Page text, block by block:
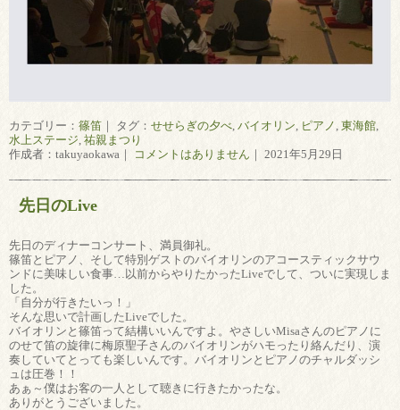
カテゴリー： 篠笛 ｜ タグ： せせらぎの夕べ, バイオリン, ピアノ, 東海館,
水上ステージ, 祐親まつり
作成者：takuyaokawa｜
コメントはありません ｜ 2021年5月29日
先日のLive
先日のディナーコンサート、満員御礼。
篠笛とピアノ、そして特別ゲストのバイオリンのアコースティックサウ
ンドに美味しい食事…以前からやりたかったLiveでして、ついに実現しま
した。
「自分が行きたいっ！」
そんな思いで計画したLiveでした。
バイオリンと篠笛って結構いいんですよ。やさしいMisaさんのピアノに
のせて笛の旋律に梅原聖子さんのバイオリンがハモったり絡んだり、演
奏していてとっても楽しいんです。バイオリンとピアノのチャルダッシ
ュは圧巻！！
あぁ～僕はお客の一人として聴きに行きたかったな。
ありがとうございました。